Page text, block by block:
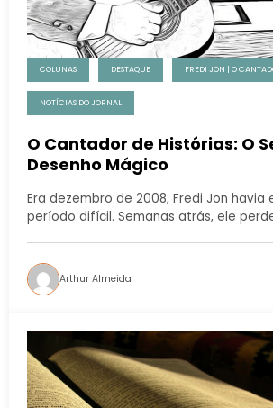
COLUNAS DESTAQUE FREDI JON | O
NOTÍCIAS DO JORNAL
O Cantador de Histórias: O
Desenho Mágico
Era dezembro de 2008, Fredi Jon havia
período difícil. Semanas atrás, ele
Arthur Almeida